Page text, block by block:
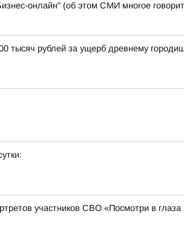
онлайн" (об этом СМИ многое
тысяч рублей за ущерб древнему
участников СВО «Посмотри в глаза